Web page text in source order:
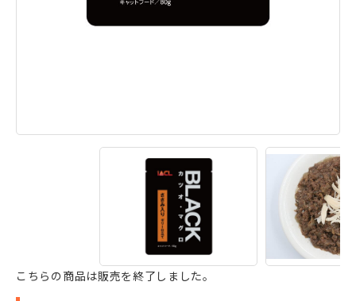
こちらの商品は販売を終了しました。